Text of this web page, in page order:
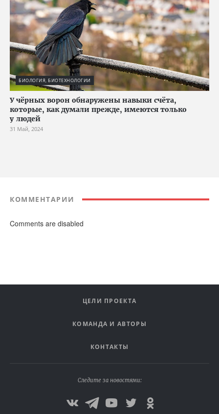
БИОЛОГИЯ, БИОТЕХНОЛОГИИ
У чёрных ворон обнаружены навыки счёта,
которые, как думали прежде, имеются только
у людей
31 Май, 2024
КОММЕНТАРИИ
Comments are disabled
ЦЕЛИ ПРОЕКТА
КОМАНДА И АВТОРЫ
КОНТАКТЫ
Следите за новостями: